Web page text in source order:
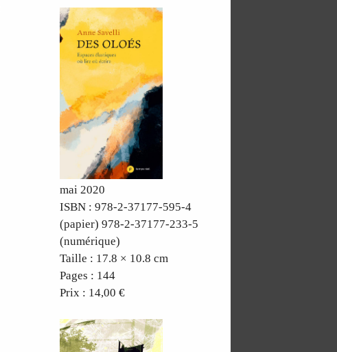
mai 2020
ISBN : 978-2-37177-595-4
(papier) 978-2-37177-233-5
(numérique)
Taille : 17.8 × 10.8 cm
Pages : 144
Prix : 14,00 €